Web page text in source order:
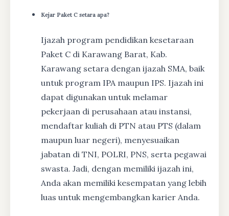
Kejar Paket C setara apa?
Ijazah program pendidikan kesetaraan
Paket C di Karawang Barat, Kab.
Karawang setara dengan ijazah SMA, baik
untuk program IPA maupun IPS. Ijazah ini
dapat digunakan untuk melamar
pekerjaan di perusahaan atau instansi,
mendaftar kuliah di PTN atau PTS (dalam
maupun luar negeri), menyesuaikan
jabatan di TNI, POLRI, PNS, serta pegawai
swasta. Jadi, dengan memiliki ijazah ini,
Anda akan memiliki kesempatan yang lebih
luas untuk mengembangkan karier Anda.